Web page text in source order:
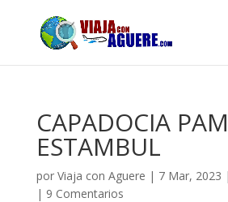
CAPADOCIA
ESTAMBUL
por Viaja con Aguere | 7 Mar, 2023 |
| 9 Comentarios